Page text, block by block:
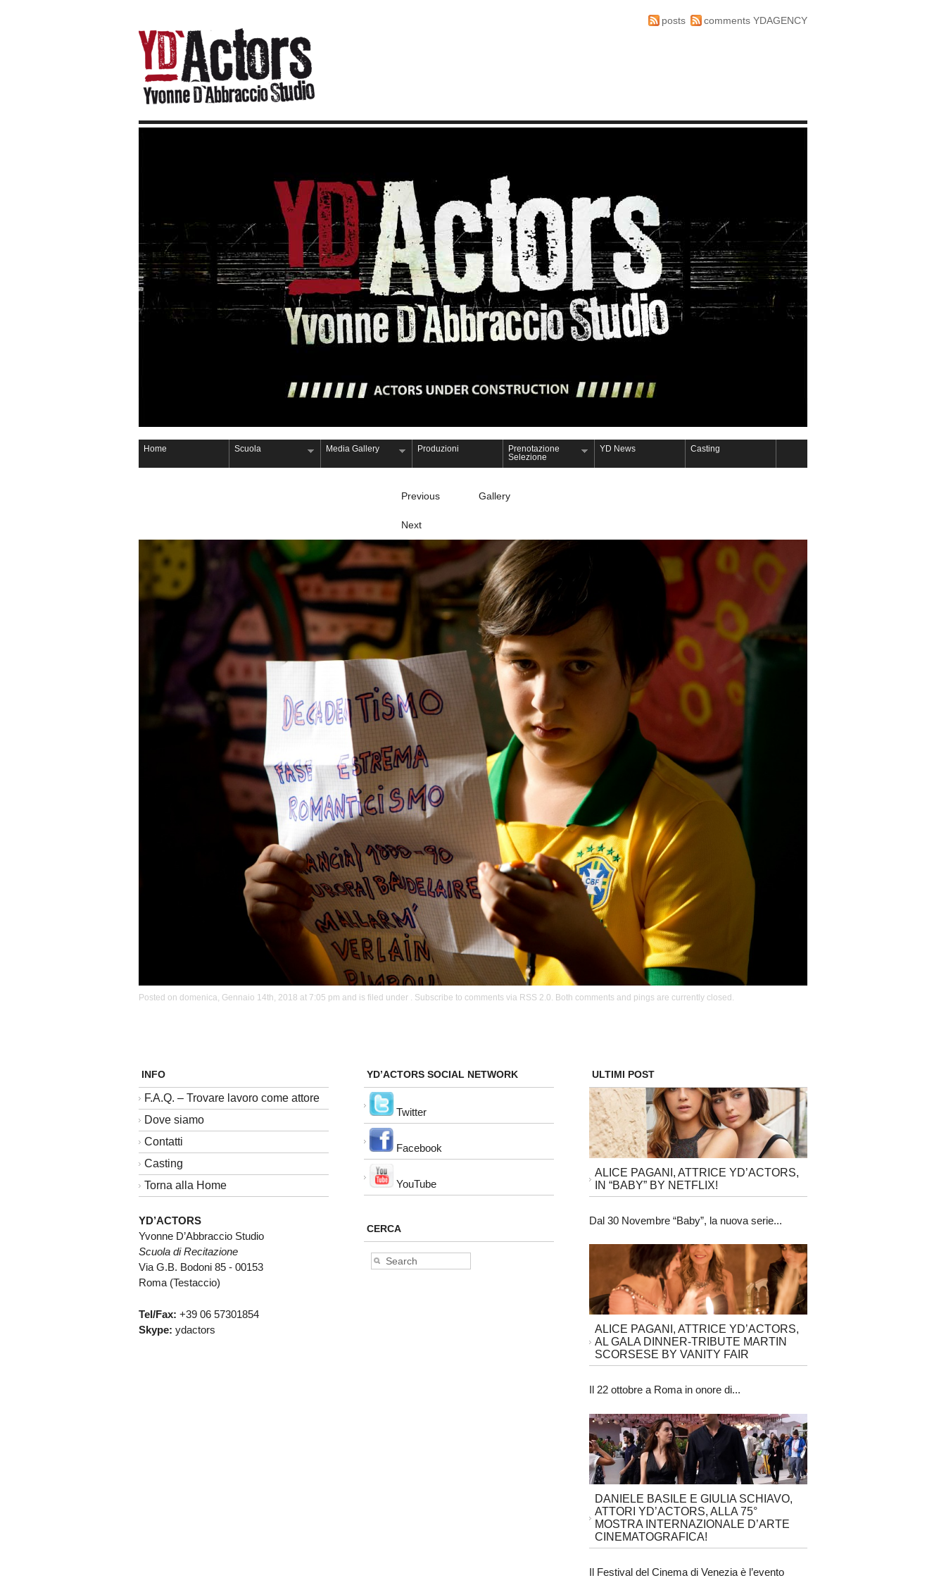
posts comments YDAGENCY
Home Scuola Media Gallery Produzioni
Prenotazione
Selezione
YD News Casting
Previous Gallery
Next
Posted on domenica, Gennaio 14th, 2018 at 7:05 pm and is filed under . Subscribe to comments via RSS 2.0 . Both comments and pings are currently closed.
INFO
F.A.Q. – Trovare lavoro come attore
Dove siamo
Contatti
Casting
Torna alla Home
YD’ACTORS
Yvonne D’Abbraccio Studio
Scuola di Recitazione
Via G.B. Bodoni 85 - 00153
Roma (Testaccio)
Tel/Fax: +39 06 57301854
Skype: ydactors
YD’ACTORS SOCIAL NETWORK
Twitter
Facebook
YouTube
CERCA
ULTIMI POST
ALICE PAGANI, ATTRICE YD’ACTORS,
IN “BABY” BY NETFLIX!
Dal 30 Novembre “Baby”, la nuova serie...
ALICE PAGANI, ATTRICE YD’ACTORS,
AL GALA DINNER-TRIBUTE MARTIN
SCORSESE BY VANITY FAIR
Il 22 ottobre a Roma in onore di...
DANIELE BASILE E GIULIA SCHIAVO,
ATTORI YD’ACTORS, ALLA 75°
MOSTRA INTERNAZIONALE D’ARTE
CINEMATOGRAFICA!
Il Festival del Cinema di Venezia è l’evento